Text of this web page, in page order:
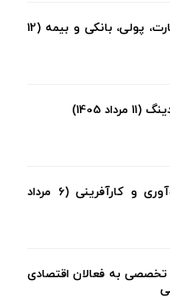
صورتجلسه کمیسیون تجارت، پولی، بانکی و بیمه (12
1405)
صورتجلسه کمیسیون نوآوری و کارآفرینی (6 مرداد
تخصصی به فعالان اقتصادی